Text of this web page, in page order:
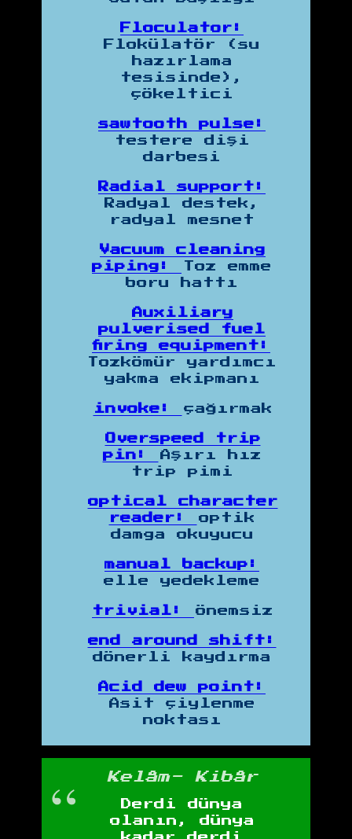
Floculator:
Flokülatör (su
hazırlama
tesisinde),
çökeltici
sawtooth pulse:
testere dişi
darbesi
Radial support:
Radyal destek,
radyal mesnet
Vacuum cleaning
piping:
Toz emme
boru hattı
Auxiliary
pulverised fuel
firing equipment:
Tozkömür yardımcı
yakma ekipmanı
invoke: çağırmak
Overspeed trip
pin:
Aşırı hız
trip pimi
optical character
reader:
optik
damga okuyucu
manual backup:
elle yedekleme
trivial: önemsiz
end around shift:
dönerli kaydırma
Acid dew point:
Asit çiylenme
noktası
Kelâm- Kibâr
Derdi dünya
olanın, dünya